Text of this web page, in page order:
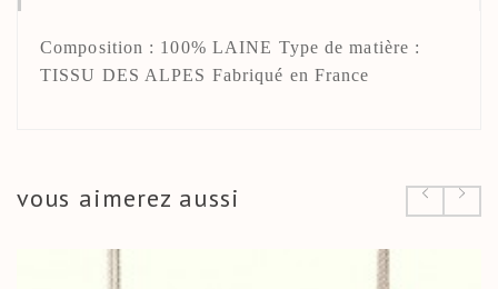
Composition : 100% LAINE Type de matière :
TISSU DES ALPES Fabriqué en France
vous aimerez aussi